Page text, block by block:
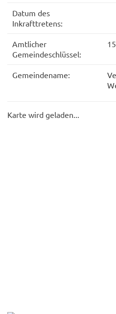
Datum des
Inkrafttretens:
Amtlicher
Gemeindeschlüssel:
Gemeindename:
Karte wird geladen...